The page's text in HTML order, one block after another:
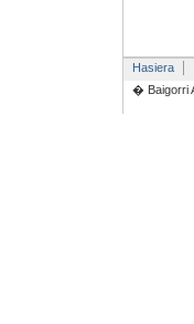
Hasiera
� Baigorri